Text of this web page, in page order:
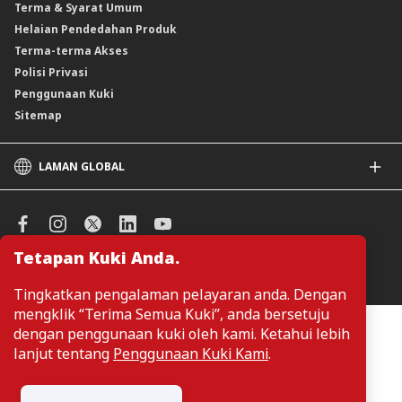
Tetapan Kuki Anda.
Tingkatkan pengalaman pelayaran anda. Dengan
mengklik “Terima Semua Kuki”, anda bersetuju
dengan penggunaan kuki oleh kami. Ketahui lebih
lanjut tentang Penggunaan Kuki Kami.
Instrumen Deposit Boleh Niaga
Unit Amanah Harga Berubah ASNB
Terma & Syarat Umum
Helaian Pendedahan Produk
Terma-terma Akses
Polisi Privasi
Penggunaan Kuki
Sitemap
LAMAN GLOBAL
CIMB Islamic
CIMB Bank (SG)
CIMB Bank (KH)
CIMB Thai
CIMB Bank (VN)
CIMB Bank (PH)
Pelanggan tidak perlu memberikan butiran peribadi ketika melayari
atau mengakses maklumat berkaitan produk dan perkhidmatan di
laman web. Butiran perbadi hanya diperlukan sekiranya pelanggan
produk atau perkhidmatan.